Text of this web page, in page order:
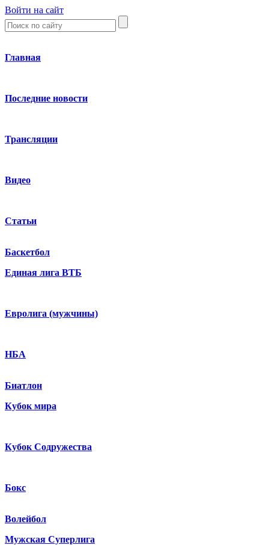
Войти на сайт
Главная
Последние новости
Трансляции
Видео
Статьи
Баскетбол
Единая лига ВТБ
Евролига (мужчины)
НБА
Биатлон
Кубок мира
Кубок Содружества
Бокс
Волейбол
Мужская Суперлига